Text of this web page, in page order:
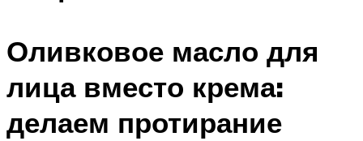
Оливковое масло для
лица вместо крема:
делаем протирание